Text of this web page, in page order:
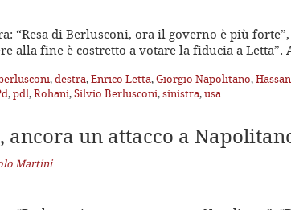
“Resa di Berlusconi, ora il governo è più
alla fine è costretto a votare la fiducia a Letta”.
,destra,Enrico Letta,Giorgio Napolitano,
,pdl,Rohani,Silvio Berlusconi,sinistra,usa
ancora un attacco a
Martini